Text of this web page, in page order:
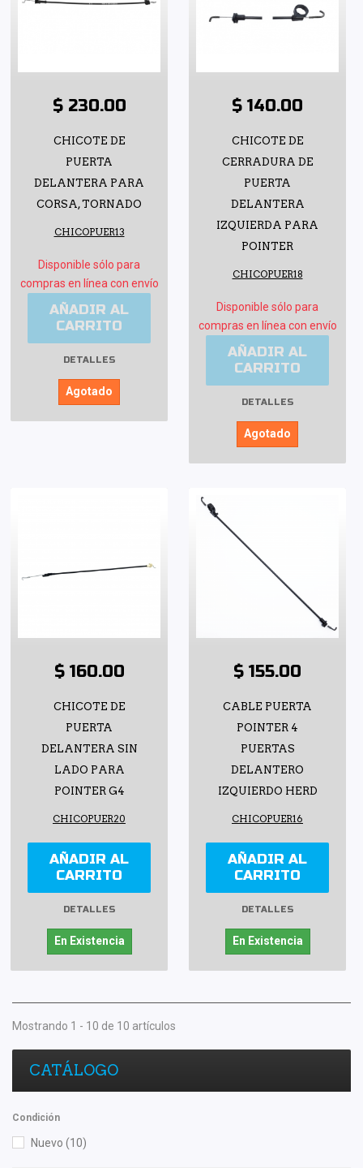
$ 230.00
CHICOTE DE
PUERTA
DELANTERA PARA
CORSA, TORNADO
CHICOPUER13
Disponible sólo para
compras en línea con envío
AÑADIR AL
CARRITO
DETALLES
Agotado
$ 140.00
CHICOTE DE
CERRADURA DE
PUERTA
DELANTERA
IZQUIERDA PARA
POINTER
CHICOPUER18
Disponible sólo para
compras en línea con envío
AÑADIR AL
CARRITO
DETALLES
Agotado
$ 160.00
CHICOTE DE
PUERTA
DELANTERA SIN
LADO PARA
POINTER G4
CHICOPUER20
AÑADIR AL
CARRITO
DETALLES
En Existencia
$ 155.00
CABLE PUERTA
POINTER 4
PUERTAS
DELANTERO
IZQUIERDO HERD
CHICOPUER16
AÑADIR AL
CARRITO
DETALLES
En Existencia
Mostrando 1 - 10 de 10 artículos
CATÁLOGO
Condición
Nuevo (10)